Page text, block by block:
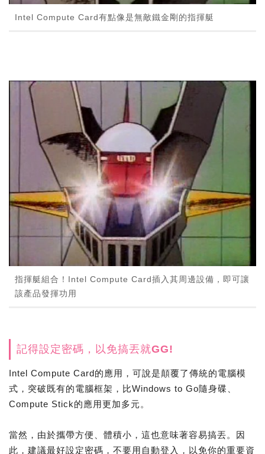
Intel Compute Card有點像是無敵鐵金剛的指揮艇
指揮艇組合！Intel Compute Card插入其周邊設備，即可讓
該產品發揮功用
記得設定密碼，以免搞丟就GG!
Intel Compute Card的應用，可說是顛覆了傳統的電腦模
式，突破既有的電腦框架，比Windows to Go隨身碟、
Compute Stick的應用更加多元。
當然，由於攜帶方便、體積小，這也意味著容易搞丟。因
此，建議最好設定密碼，不要用自動登入，以免你的重要資